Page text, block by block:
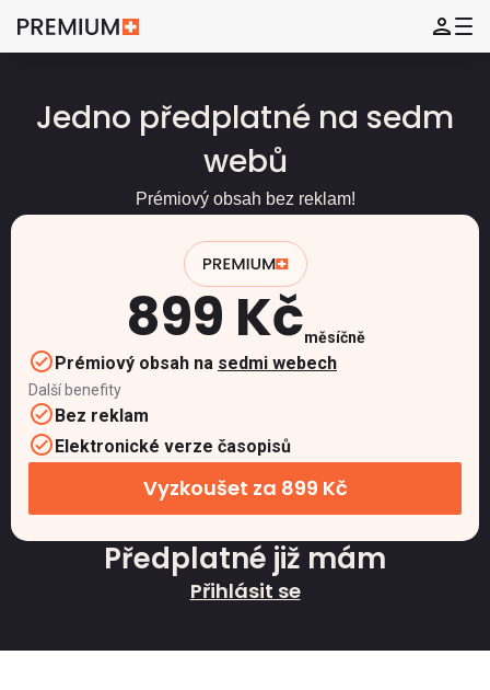
Jedno předplatné na sedm
webů
Prémiový obsah bez reklam!
899 Kčměsíčně
Prémiový obsah na sedmi webech
Další benefity
Bez reklam
Elektronické verze časopisů
Vyzkoušet za 899 Kč
Předplatné již mám
Přihlásit se